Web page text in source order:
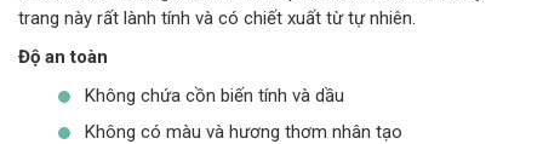
trang này rất lành tính và có chiết xuất từ tự nhiên.
Độ an toàn
Không chứa cồn biến tính và dầu
Không có màu và hương thơm nhân tạo